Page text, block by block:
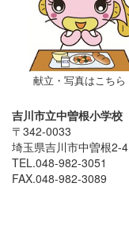
献立・写真はこちら
吉川市立中曽根小学校
〒342-0033
埼玉県吉川市中曽根2-4
TEL.048-982-3051
FAX.048-982-3089